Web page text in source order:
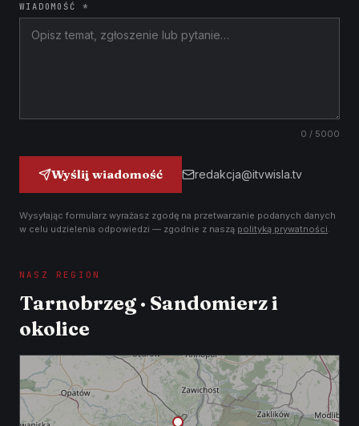
WIADOMOŚĆ *
0 / 5000
Wyślij wiadomość redakcja@itvwisla.tv
Wysyłając formularz wyrażasz zgodę na przetwarzanie podanych danych
w celu udzielenia odpowiedzi — zgodnie z naszą polityką prywatności.
NASZ REGION
Tarnobrzeg · Sandomierz i
okolice